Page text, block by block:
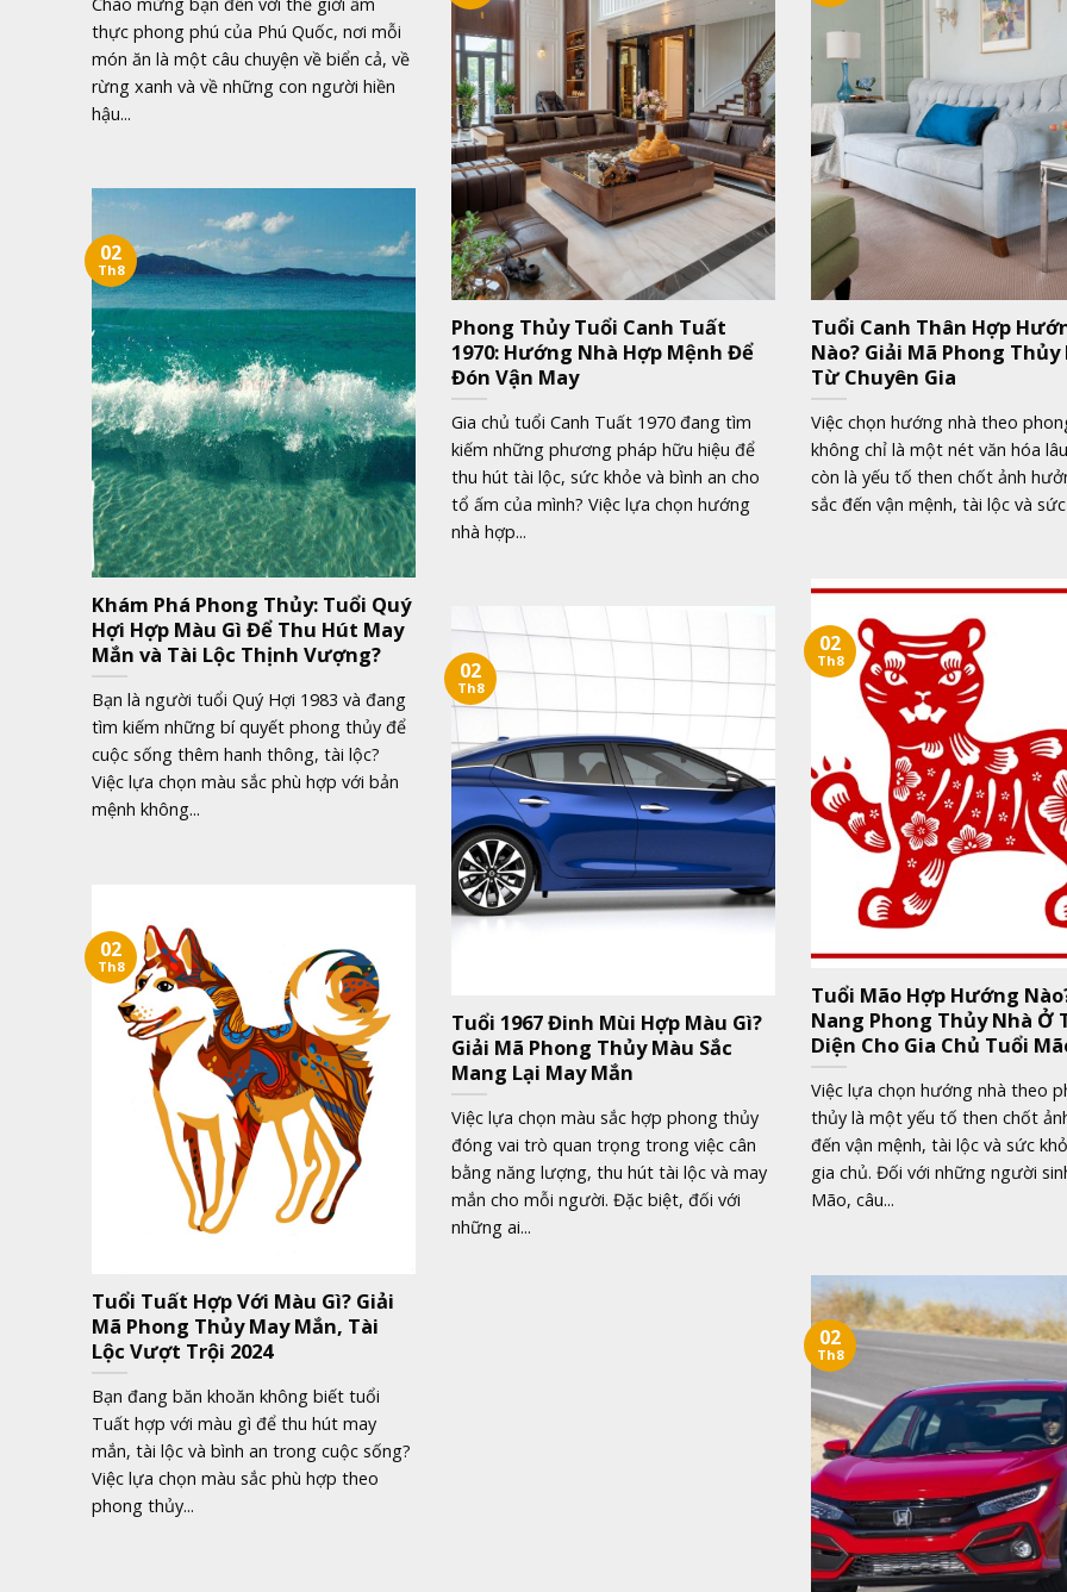
thực phong phú của Phú Quốc, nơi mỗi
món ăn là một câu chuyện về biển cả, về
rừng xanh và về những con người hiền
hậu...
Phong Thủy Tuổi Canh Tuất
1970: Hướng Nhà Hợp Mệnh Để
Đón Vận May
Gia chủ tuổi Canh Tuất 1970 đang tìm
kiếm những phương pháp hữu hiệu để
thu hút tài lộc, sức khỏe và bình an cho
tổ ấm của mình? Việc lựa chọn hướng
nhà hợp...
Tuổi Canh Thân Hợp
Nào? Giải Mã Phong Thủy
Từ Chuyên Gia
Việc chọn hướng nhà theo
không chỉ là một nét văn hóa
còn là yếu tố then chốt ảnh
sắc đến vận mệnh, tài lộc và
Khám Phá Phong Thủy: Tuổi Quý
Hợi Hợp Màu Gì Để Thu Hút May
Mắn và Tài Lộc Thịnh Vượng?
Bạn là người tuổi Quý Hợi 1983 và đang
tìm kiếm những bí quyết phong thủy để
cuộc sống thêm hanh thông, tài lộc?
Việc lựa chọn màu sắc phù hợp với bản
mệnh không...
02
Th8
Tuổi Mão Hợp Hướng
Nang Phong Thủy Nhà Ở
Diện Cho Gia Chủ Tuổi
Việc lựa chọn hướng nhà theo
thủy là một yếu tố then chốt
đến vận mệnh, tài lộc và sức
gia chủ. Đối với những người
Mão, câu...
02
Th8
Tuổi 1967 Đinh Mùi Hợp Màu Gì?
Giải Mã Phong Thủy Màu Sắc
Mang Lại May Mắn
Việc lựa chọn màu sắc hợp phong thủy
đóng vai trò quan trọng trong việc cân
bằng năng lượng, thu hút tài lộc và may
mắn cho mỗi người. Đặc biệt, đối với
những ai...
02
Th8
Tuổi Tuất Hợp Với Màu Gì? Giải
Mã Phong Thủy May Mắn, Tài
Lộc Vượt Trội 2024
Bạn đang băn khoăn không biết tuổi
Tuất hợp với màu gì để thu hút may
mắn, tài lộc và bình an trong cuộc sống?
Việc lựa chọn màu sắc phù hợp theo
phong thủy...
02
Th8
02
Th8